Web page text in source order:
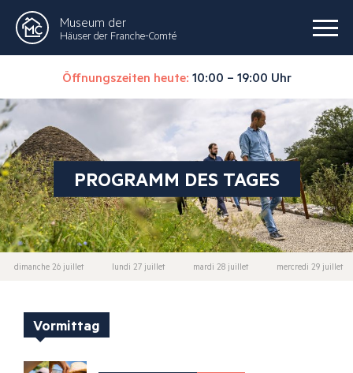
Museum der
Häuser der Franche-Comté
Öffnungszeiten heute: 10:00 – 19:00 Uhr
PROGRAMM DES TAGES
dimanche 26 juillet lundi 27 juillet mardi 28 juillet mercredi 29 juillet
Vormittag